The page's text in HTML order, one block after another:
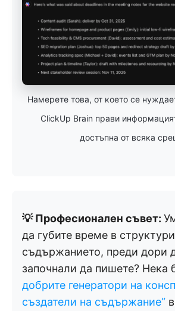
Намерете това, от което се
ClickUp Brain прави
достъпна от всяка
💡 Професионален съвет:
да губите време в
съдържанието, преди дори
започнали да пишете? Нека
добрите генератори на
създатели на съдържание“